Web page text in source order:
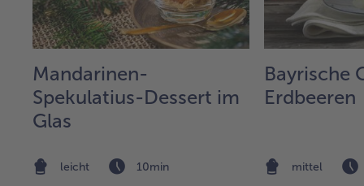
Mandarinen-
Spekulatius-Dessert im
Glas
leicht 10min
Bayrische
Erdbeeren
mittel